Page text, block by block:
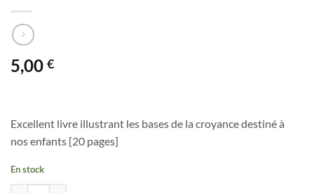
5,00 €
Excellent livre illustrant les bases de la croyance destiné à
nos enfants [20 pages]
En stock